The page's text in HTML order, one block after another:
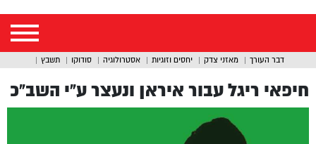
דבר העורך מאזני צדק יחסים וזוגיות אסטרולוגיה סודוקו תשבץ
חיפאי ריגל עבור איראן ונעצר ע”י השב”כ